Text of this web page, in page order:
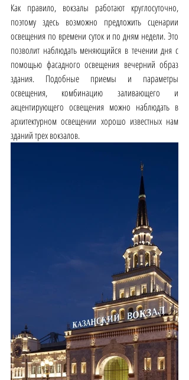
Как правило, вокзалы работают круглосуточно,
поэтому здесь возможно предложить сценарии
освещения по времени суток и по дням недели. Это
позволит наблюдать меняющийся в течении дня с
помощью фасадного освещения вечерний образ
здания. Подобные приемы и параметры
освещения, комбинацию заливающего и
акцентирующего освещения можно наблюдать в
архитектурном освещении хорошо известных нам
зданий трех вокзалов.